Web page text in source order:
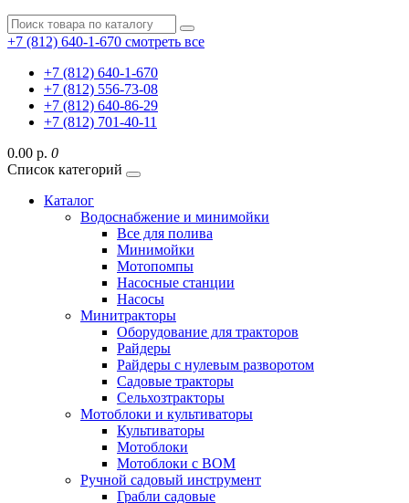
+7 (812) 640-1-670 смотреть все
+7 (812) 640-1-670
+7 (812) 556-73-08
+7 (812) 640-86-29
+7 (812) 701-40-11
0.00 р. 0
Список категорий
Каталог
Водоснабжение и минимойки
Все для полива
Минимойки
Мотопомпы
Насосные станции
Насосы
Минитракторы
Оборудование для тракторов
Райдеры
Райдеры с нулевым разворотом
Садовые тракторы
Сельхозтракторы
Мотоблоки и культиваторы
Культиваторы
Мотоблоки
Мотоблоки с ВОМ
Ручной садовый инструмент
Грабли садовые